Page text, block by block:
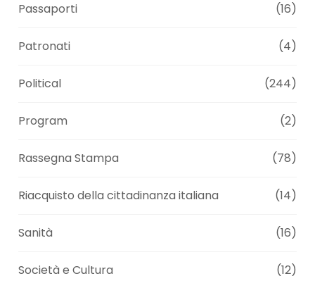
Passaporti (16)
Patronati (4)
Political (244)
Program (2)
Rassegna Stampa (78)
Riacquisto della cittadinanza italiana (14)
Sanità (16)
Società e Cultura (12)